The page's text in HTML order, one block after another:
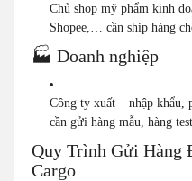
Chủ shop mỹ phẩm kinh
Shopee,… cần ship hàng
🏭 Doanh nghiệp
Công ty xuất – nhập khẩu,
cần gửi hàng mẫu, hàng
Quy Trình Gửi Hàng
Cargo